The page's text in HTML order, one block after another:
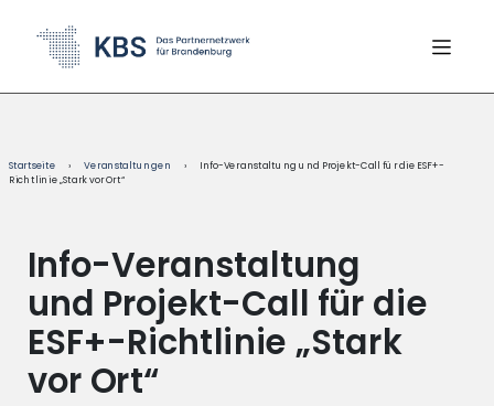
Startseite › Veranstaltungen ›
Info-Veranstaltung und Projekt-Call für die ESF+-
Richtlinie „Stark vor Ort“
Info-Veranstaltung
und Projekt-Call für die
ESF+-Richtlinie „Stark
vor Ort“